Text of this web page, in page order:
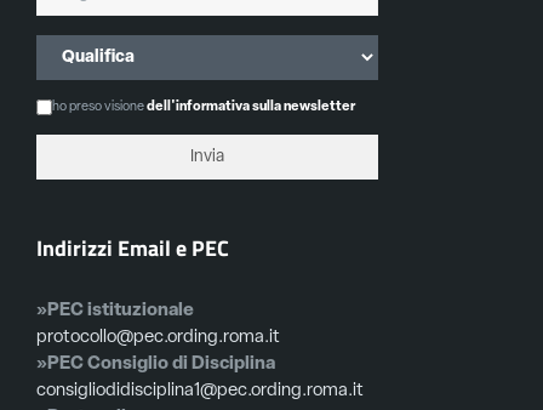
ho preso visionedell'informativa sulla newsletter
Indirizzi Email e PEC
»PEC istituzionale
protocollo@pec.ording.roma.it
»PEC Consiglio di Disciplina
consigliodidisciplina1@pec.ording.roma.it